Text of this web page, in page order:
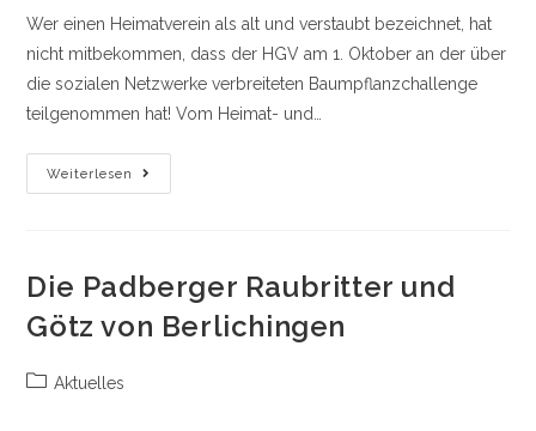
Wer einen Heimatverein als alt und verstaubt bezeichnet, hat
nicht mitbekommen, dass der HGV am 1. Oktober an der über
die sozialen Netzwerke verbreiteten Baumpflanzchallenge
teilgenommen hat! Vom Heimat- und…
Weiterlesen
Auch
Der
Er
Beteiligt
An
Der
Die Padberger Raubritter und
Götz von Berlichingen
Beitrags-
Aktuelles